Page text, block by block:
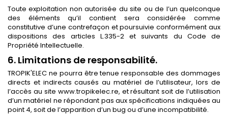
Toute exploitation non autorisée du site ou de l’un quelconque
des éléments qu’il contient sera considérée comme
constitutive d’une contrefaçon et poursuivie conformément aux
dispositions des articles L.335-2 et suivants du Code de
Propriété Intellectuelle.
6. Limitations de responsabilité.
TROPIK'ELEC ne pourra être tenue responsable des dommages
directs et indirects causés au matériel de l’utilisateur, lors de
l’accès au site www.tropikelec.re, et résultant soit de l’utilisation
d’un matériel ne répondant pas aux spécifications indiquées au
point 4, soit de l’apparition d’un bug ou d’une incompatibilité.